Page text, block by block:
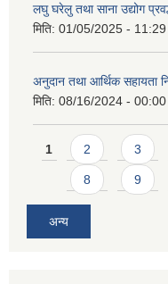
लघु घरेलु तथा साना उद्योग
मिति: 01/05/2025 - 11:29
अनुदान तथा आर्थिक सहायता
मिति: 08/16/2024 - 00:00
Pages
1 2 3
8 9
अन्य